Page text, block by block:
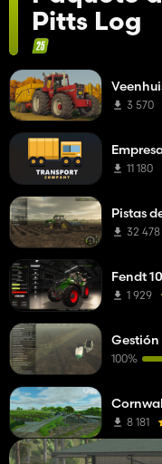
Pitts Log
3 570
11 180
Pistas
32 478
1 929
Gestión
100%
8 181